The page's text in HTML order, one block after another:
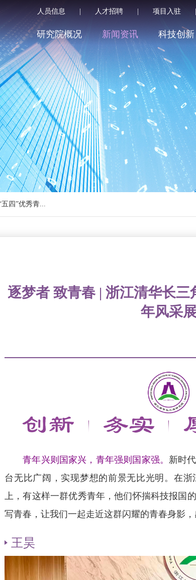
人员信息 人才招聘 项目入驻
研究院概况 新闻资讯 科技创新
四”优秀青...
逐梦者 致青春 | 浙江清华长三
年风采展
青年兴则国家兴，青年强则国家强。 新时
台无比广阔，实现梦想的前景无比光明。在
上，有这样一群优秀青年，他们怀揣科技报国
写青春，让我们一起走近这群闪耀的青春身影
王昊